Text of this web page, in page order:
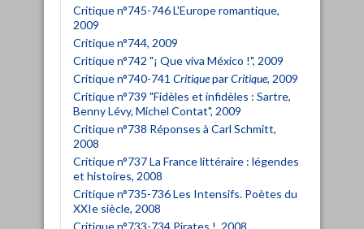
Critique n°745-746 L'Europe romantique,
2009
Critique n°744, 2009
Critique n°742 "¡ Que viva México !", 2009
Critique n°740-741 CritiqueparCritique, 2009
Critique n°739 "Fidèles et infidèles : Sartre,
Benny Lévy, Michel Contat", 2009
Critique n°738 Réponses à Carl Schmitt,
2008
Critique n°737 La France littéraire : légendes
et histoires, 2008
Critique n°735-736 Les Intensifs. Poètes du
XXIe siècle, 2008
Critique n°733-734 Pirates !, 2008